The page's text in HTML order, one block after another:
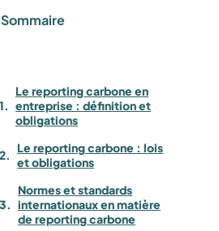
Sommaire
Le reporting carbone en
entreprise : définition et
obligations
Le reporting carbone : lois
et obligations
Normes et standards
internationaux en matière
de reporting carbone